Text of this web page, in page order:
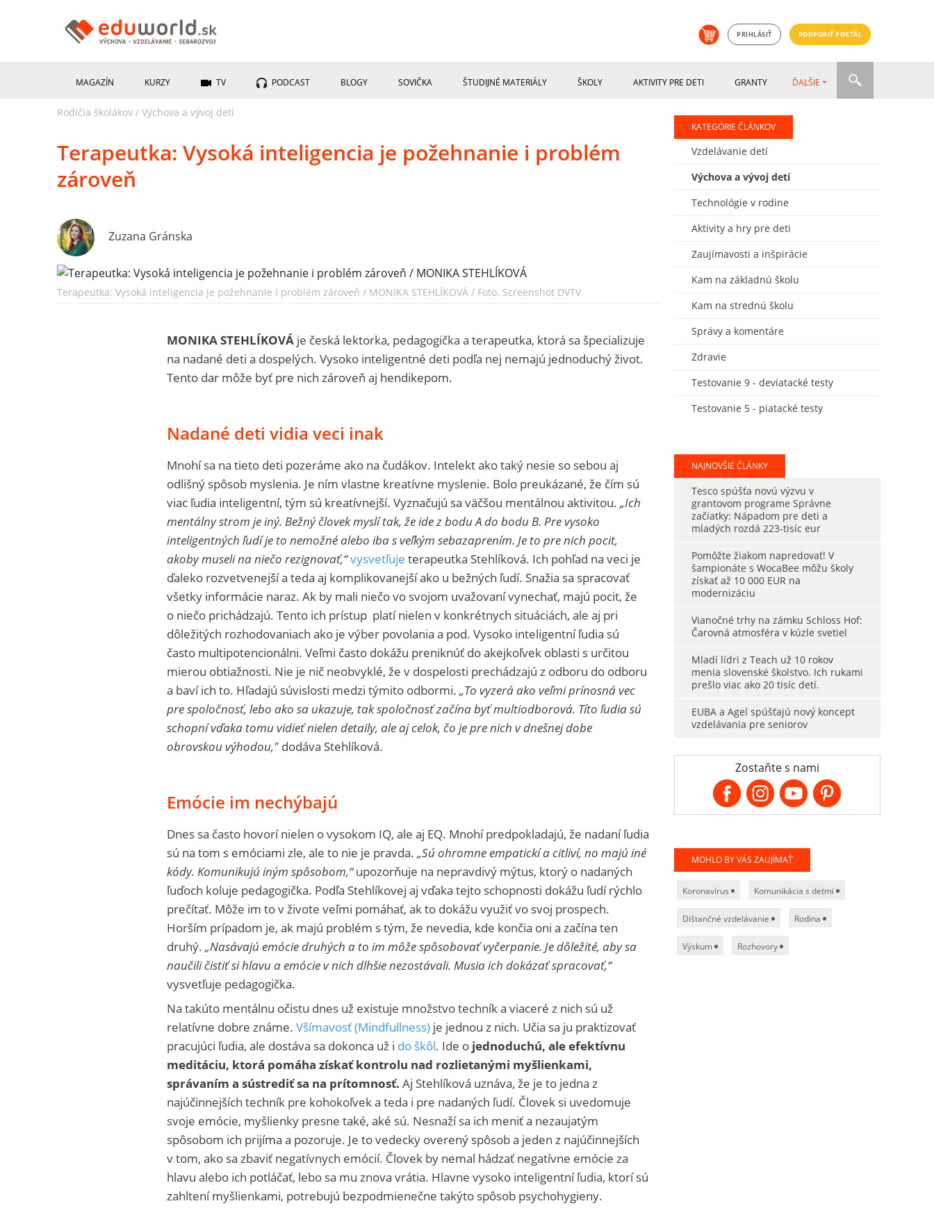
PRIHLÁSIŤ PODPORIŤ PORTÁL
MAGAZÍN KURZY TV PODCAST BLOGY SOVIČKA ŠTUDIJNÉ MATERIÁLY ŠKOLY AKTIVITY PRE DETI GRANTY ĎALŠIE
Rodičia školákov / Výchova a vývoj detí
Terapeutka: Vysoká inteligencia je požehnanie i problém
zároveň
Zuzana Gránska
Terapeutka: Vysoká inteligencia je požehnanie i problém zároveň / MONIKA STEHLÍKOVÁ / Foto. Screenshot DVTV
MONIKA STEHLÍKOVÁje česká lektorka, pedagogička a terapeutka, ktorá sa špecializuje
na nadané deti a dospelých. Vysoko inteligentné deti podľa nej nemajú jednoduchý život.
Tento dar môže byť pre nich zároveň aj hendikepom.
Nadané deti vidia veci inak
Mnohí sa na tieto deti pozeráme ako na čudákov. Intelekt ako taký nesie so sebou aj
odlišný spôsob myslenia. Je ním vlastne kreatívne myslenie. Bolo preukázané, že čím sú
viac ľudia inteligentní, tým sú kreatívnejší. Vyznačujú sa väčšou mentálnou aktivitou. „Ich
mentálny strom je iný. Bežný človek myslí tak, že ide z bodu A do bodu B. Pre vysoko
inteligentných ľudí je to nemožné alebo iba s veľkým sebazaprením. Je to pre nich pocit,
akoby museli na niečo rezignovať,“vysvetľuje terapeutka Stehlíková. Ich pohľad na veci je
ďaleko rozvetvenejší a teda aj komplikovanejší ako u bežných ľudí. Snažia sa spracovať
všetky informácie naraz. Ak by mali niečo vo svojom uvažovaní vynechať, majú pocit, že
o niečo prichádzajú. Tento ich prístup platí nielen v konkrétnych situáciách, ale aj pri
dôležitých rozhodovaniach ako je výber povolania a pod. Vysoko inteligentní ľudia sú
často multipotencionálni. Veľmi často dokážu preniknúť do akejkoľvek oblasti s určitou
mierou obtiažnosti. Nie je nič neobvyklé, že v dospelosti prechádzajú z odboru do odboru
a baví ich to. Hľadajú súvislosti medzi týmito odbormi. „To vyzerá ako veľmi prínosná vec
pre spoločnosť, lebo ako sa ukazuje, tak spoločnosť začína byť multiodborová. Títo ľudia sú
schopní vďaka tomu vidieť nielen detaily, ale aj celok, čo je pre nich v dnešnej dobe
obrovskou výhodou," dodáva Stehlíková.
Emócie im nechýbajú
Dnes sa často hovorí nielen o vysokom IQ, ale aj EQ. Mnohí predpokladajú, že nadaní ľudia
sú na tom s emóciami zle, ale to nie je pravda. „Sú ohromne empatickí a citliví, no majú iné
kódy. Komunikujú iným spôsobom,“upozorňuje na nepravdivý mýtus, ktorý o nadaných
ľuďoch koluje pedagogička. Podľa Stehlíkovej aj vďaka tejto schopnosti dokážu ľudí rýchlo
prečítať. Môže im to v živote veľmi pomáhať, ak to dokážu využiť vo svoj prospech.
Horším prípadom je, ak majú problém s tým, že nevedia, kde končia oni a začína ten
druhý. „Nasávajú emócie druhých a to im môže spôsobovať vyčerpanie. Je dôležité, aby sa
naučili čistiť si hlavu a emócie v nich dlhšie nezostávali. Musia ich dokázať spracovať,“
vysvetľuje pedagogička.
Na takúto mentálnu očistu dnes už existuje množstvo techník a viaceré z nich sú už
relatívne dobre známe. Všímavosť (Mindfullness)je jednou z nich. Učia sa ju praktizovať
pracujúci ľudia, ale dostáva sa dokonca už i do škôl. Ide o jednoduchú, ale efektívnu
meditáciu, ktorá pomáha získať kontrolu nad rozlietanými myšlienkami,
správaním a sústrediť sa na prítomnosť. Aj Stehlíková uznáva, že je to jedna z
najúčinnejších techník pre kohokoľvek a teda i pre nadaných ľudí. Človek si uvedomuje
svoje emócie, myšlienky presne také, aké sú. Nesnaží sa ich meniť a nezaujatým
spôsobom ich prijíma a pozoruje. Je to vedecky overený spôsob a jeden z najúčinnejších
v tom, ako sa zbaviť negatívnych emócií. Človek by nemal hádzať negatívne emócie za
hlavu alebo ich potláčať, lebo sa mu znova vrátia. Hlavne vysoko inteligentní ľudia, ktorí sú
zahltení myšlienkami, potrebujú bezpodmienečne takýto spôsob psychohygieny.
KATEGÓRIE ČLÁNKOV
Vzdelávanie detí
Výchova a vývoj detí
Technológie v rodine
Aktivity a hry pre deti
Zaujímavosti a inšpirácie
Kam na základnú školu
Kam na strednú školu
Správy a komentáre
Zdravie
Testovanie 9 - deviatacké testy
Testovanie 5 - piatacké testy
NAJNOVŠIE ČLÁNKY
Tesco spúšťa novú výzvu v
grantovom programe Správne
začiatky: Nápadom pre deti a
mladých rozdá 223-tisíc eur
Pomôžte žiakom napredovať! V
šampionáte s WocaBee môžu školy
získať až 10 000 EUR na
modernizáciu
Vianočné trhy na zámku Schloss Hof:
Čarovná atmosféra v kúzle svetiel
Mladí lídri z Teach už 10 rokov
menia slovenské školstvo. Ich rukami
prešlo viac ako 20 tisíc detí.
EUBA a Agel spúšťajú nový koncept
vzdelávania pre seniorov
Zostaňte s nami
MOHLO BY VÁS ZAUJÍMAŤ
Koronavírus Komunikácia s deťmi
Dištančné vzdelávanie Rodina
Výskum Rozhovory